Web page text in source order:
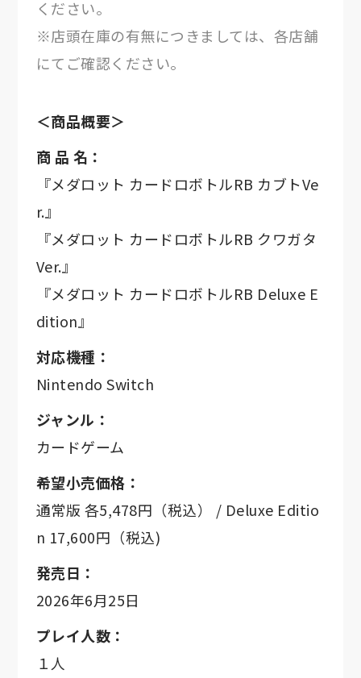
ください。
※店頭在庫の有無につきましては、各店舗
にてご確認ください。
＜商品概要＞
商 品 名：
『メダロット カードロボトルRB カブトVe
r.』
『メダロット カードロボトルRB クワガタ
Ver.』
『メダロット カードロボトルRB Deluxe E
dition』
対応機種：
Nintendo Switch
ジャンル：
カードゲーム
希望小売価格：
通常版 各5,478円（税込） / Deluxe Editio
n 17,600円（税込)
発売日：
2026年6月25日
プレイ人数：
１人